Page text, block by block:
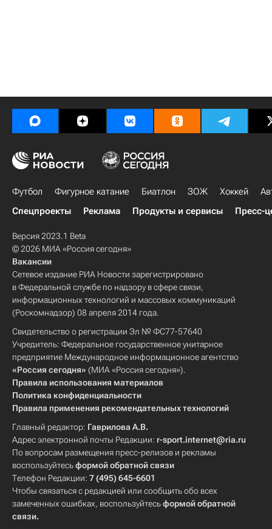
Футбол Фигурное катание Биатлон ЗОЖ Хоккей
Спецпроекты
Реклама Продукты и сервисы Пресс-
Версия 2023.1 Beta
© 2026 МИА «Россия сегодня»
Вакансии
Сетевое издание РИА Новости зарегистрировано
в Федеральной службе по надзору в сфере связи,
информационных технологий и массовых коммуникаций
(Роскомнадзор) 08 апреля 2014 года.
Свидетельство о регистрации Эл № ФС77-57640
Учредитель: Федеральное государственное унитарное
предприятие Международное информационное агентство
«Россия сегодня» (МИА «Россия сегодня»).
Правила использования материалов
Политика конфиденциальности
Правила применения рекомендательных технологий
Главный редактор: Гаврилова А.В.
Адрес электронной почты Редакции: r-sport.internet@ria.ru
По вопросам размещения пресс-релизов и рекламы
воспользуйтесьформой обратной связи
Телефон Редакции: 7 (495) 645-6601
Чтобы связаться с редакцией или сообщить обо всех
замеченных ошибках, воспользуйтесьформой обратной
связи.